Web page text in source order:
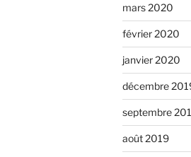
mars 2020
février 2020
janvier 2020
décembre
septembre
août 2019